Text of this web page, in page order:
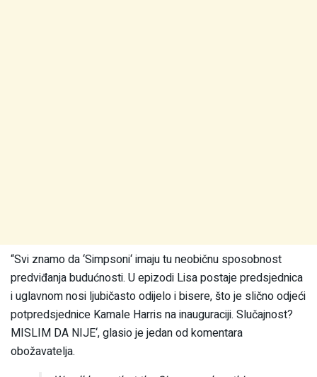
“Svi znamo da ‘Simpsoni‘ imaju tu neobičnu sposobnost
predviđanja budućnosti. U epizodi Lisa postaje predsjednica
i uglavnom nosi ljubičasto odijelo i bisere, što je slično odjeći
potpredsjednice Kamale Harris na inauguraciji. Slučajnost?
MISLIM DA NIJE‘, glasio je jedan od komentara
obožavatelja.